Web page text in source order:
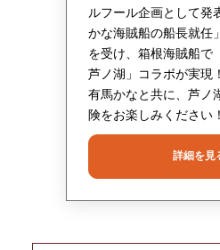
ルフール企画として発
かな海賊船の船長就任
を受け、箱根海賊船で
芦ノ湖」コラボが実現
有馬かなと共に、芦ノ
険をお楽しみください！
詳細を見